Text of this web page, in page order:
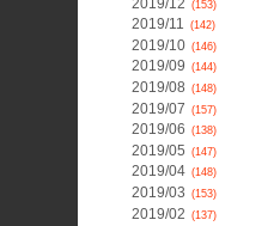
(153)
2019/11 (142)
2019/10 (146)
2019/09 (144)
2019/08 (148)
2019/07 (157)
2019/06 (138)
2019/05 (147)
2019/04 (148)
2019/03 (153)
2019/02 (137)